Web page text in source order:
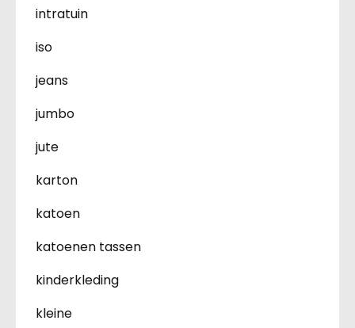
intratuin
iso
jeans
jumbo
jute
karton
katoen
katoenen tassen
kinderkleding
kleine